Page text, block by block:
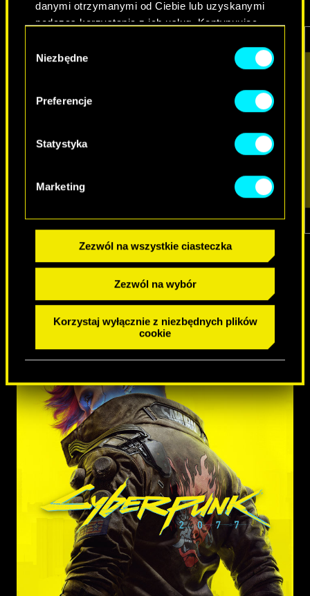
danymi otrzymanymi od Ciebie lub uzyskanymi
podczas korzystania z ich usług. Kontynuując
używanie plików cookie.
zgody
Niezbędne
Preferencje
Statystyka
Marketing
Zezwól na wszystkie ciasteczka
Zezwól na wybór
Korzystaj wyłącznie z niezbędnych plików
cookie
1z7